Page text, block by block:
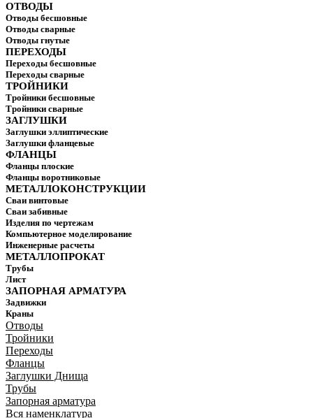
ОТВОДЫ
Отводы бесшовные
Отводы сварные
Отводы гнутые
ПЕРЕХОДЫ
Переходы бесшовные
Переходы сварные
ТРОЙНИКИ
Тройники бесшовные
Тройники сварные
ЗАГЛУШКИ
Заглушки эллиптические
Заглушки фланцевые
ФЛАНЦЫ
Фланцы плоские
Фланцы воротниковые
МЕТАЛЛОКОНСТРУКЦИИ
Сваи винтовые
Сваи забивные
Изделия по чертежам
Компьютерное моделирование
Инженерные расчеты
МЕТАЛЛОПРОКАТ
Трубы
Лист
ЗАПОРНАЯ АРМАТУРА
Задвижки
Краны
Отводы
Тройники
Переходы
Фланцы
Заглушки Днища
Трубы
Запорная арматура
Вся наменклатура